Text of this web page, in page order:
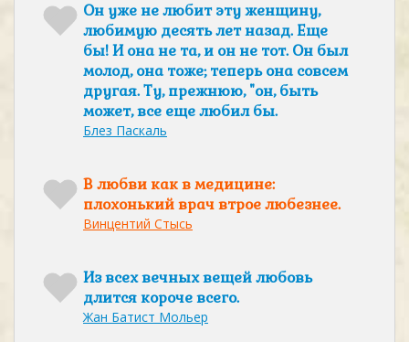
Он уже не любит эту женщину,
любимую десять лет назад. Еще
бы! И она не та, и он не тот. Он был
молод, она тоже; теперь она совсем
другая. Ту, прежнюю, "он, быть
может, все еще любил бы.
Блез Паскаль
В любви как в медицине:
плохонький врач втрое любезнее.
Винцентий Стысь
Из всех вечных вещей любовь
длится короче всего.
Жан Батист Мольер